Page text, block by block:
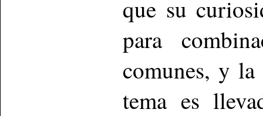
que su
para
comunes, y
tema es